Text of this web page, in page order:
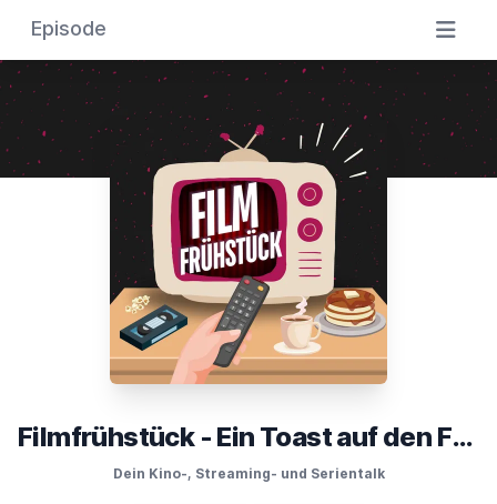
Episode
Filmfrühstück - Ein Toast auf den Film
Dein Kino-, Streaming- und Serientalk